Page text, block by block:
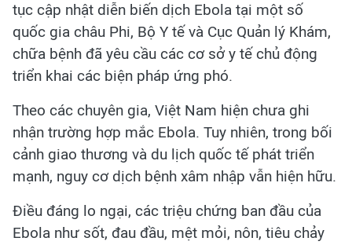
tục cập nhật diễn biến dịch Ebola tại một số
quốc gia châu Phi, Bộ Y tế và Cục Quản lý Khám,
chữa bệnh đã yêu cầu các cơ sở y tế chủ động
triển khai các biện pháp ứng phó.
Theo các chuyên gia, Việt Nam hiện chưa ghi
nhận trường hợp mắc Ebola. Tuy nhiên, trong bối
cảnh giao thương và du lịch quốc tế phát triển
mạnh, nguy cơ dịch bệnh xâm nhập vẫn hiện hữu.
Điều đáng lo ngại, các triệu chứng ban đầu của
Ebola như sốt, đau đầu, mệt mỏi, nôn, tiêu chảy